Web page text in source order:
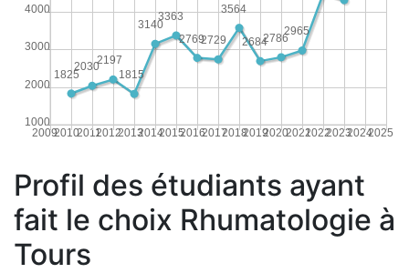
20092010201120122013201420152016201720182019202020212022202320242025
1000
2000
3000
4000
2965
2786
2684
3564
2729
2769
3363
3140
1815
2197
2030
1825
Profil des étudiants ayant
fait le choix Rhumatologie à
Tours